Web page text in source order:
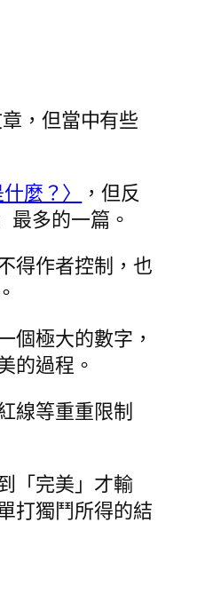
，但當中有些
麼？〉
，但反
最多的一篇。
得作者控制，也
個極大的數字，
的過程。
線等重重限制
「完美」才輸
打獨鬥所得的結